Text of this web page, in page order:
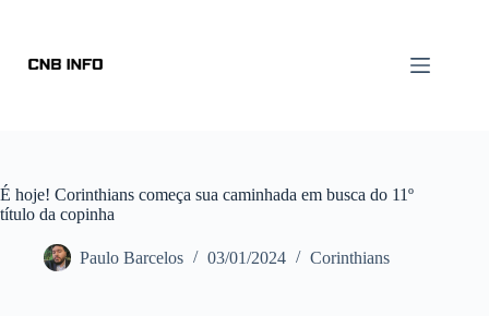
É hoje! Corinthians começa sua caminhada em busca do 11º
título da copinha
Paulo Barcelos 03/01/2024 Corinthians